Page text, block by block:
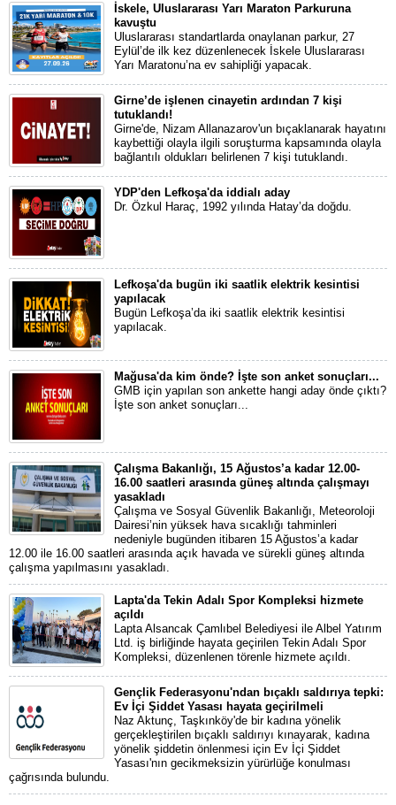
İskele, Uluslararası Yarı Maraton Parkuruna
kavuştu
Uluslararası standartlarda onaylanan parkur, 27
Eylül’de ilk kez düzenlenecek İskele Uluslararası
Yarı Maratonu’na ev sahipliği yapacak.
Girne’de işlenen cinayetin ardından 7 kişi
tutuklandı!
Girne'de, Nizam Allanazarov'un bıçaklanarak hayatını
kaybettiği olayla ilgili soruşturma kapsamında olayla
bağlantılı oldukları belirlenen 7 kişi tutuklandı.
YDP'den Lefkoşa'da iddialı aday
Dr. Özkul Haraç, 1992 yılında Hatay’da doğdu.
Lefkoşa'da bugün iki saatlik elektrik kesintisi
yapılacak
Bugün Lefkoşa’da iki saatlik elektrik kesintisi
yapılacak.
Mağusa'da kim önde? İşte son anket sonuçları...
GMB için yapılan son ankette hangi aday önde çıktı?
İşte son anket sonuçları...
Çalışma Bakanlığı, 15 Ağustos’a kadar 12.00-
16.00 saatleri arasında güneş altında çalışmayı
yasakladı
Çalışma ve Sosyal Güvenlik Bakanlığı, Meteoroloji
Dairesi’nin yüksek hava sıcaklığı tahminleri
nedeniyle bugünden itibaren 15 Ağustos’a kadar
12.00 ile 16.00 saatleri arasında açık havada ve sürekli güneş altında
çalışma yapılmasını yasakladı.
Lapta'da Tekin Adalı Spor Kompleksi hizmete
açıldı
Lapta Alsancak Çamlıbel Belediyesi ile Albel Yatırım
Ltd. iş birliğinde hayata geçirilen Tekin Adalı Spor
Kompleksi, düzenlenen törenle hizmete açıldı.
Gençlik Federasyonu'ndan bıçaklı saldırıya tepki:
Ev İçi Şiddet Yasası hayata geçirilmeli
Naz Aktunç, Taşkınköy'de bir kadına yönelik
gerçekleştirilen bıçaklı saldırıyı kınayarak, kadına
yönelik şiddetin önlenmesi için Ev İçi Şiddet
Yasası'nın gecikmeksizin yürürlüğe konulması
çağrısında bulundu.